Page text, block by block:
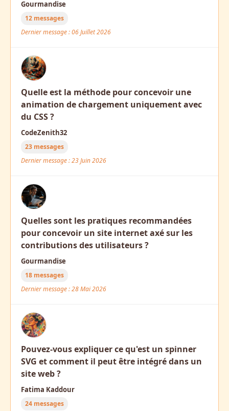
Gourmandise
12 messages
Dernier message : 06 Juillet 2026
Quelle est la méthode pour concevoir une
animation de chargement uniquement avec
du CSS ?
CodeZenith32
23 messages
Dernier message : 23 Juin 2026
Quelles sont les pratiques recommandées
pour concevoir un site internet axé sur les
contributions des utilisateurs ?
Gourmandise
18 messages
Dernier message : 28 Mai 2026
Pouvez-vous expliquer ce qu'est un spinner
SVG et comment il peut être intégré dans un
site web ?
Fatima Kaddour
24 messages